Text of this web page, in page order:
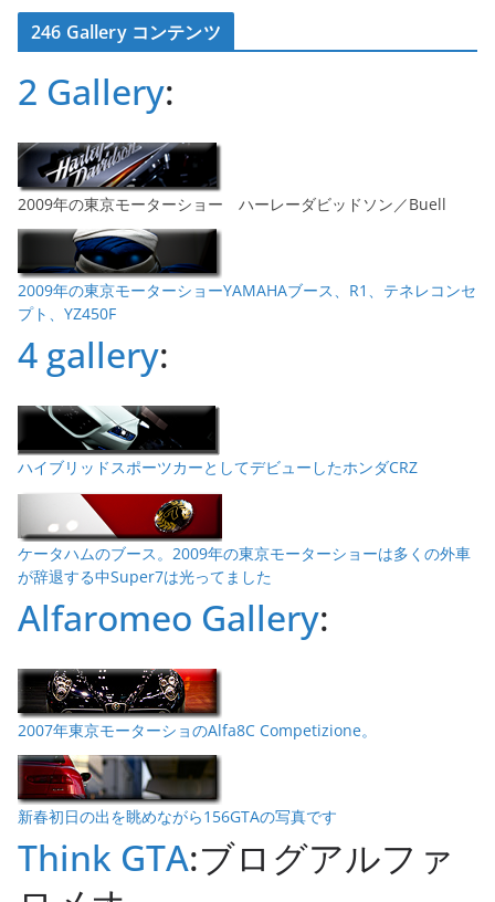
カ
イ246 Gallery コンテンツ
2 Gallery:
2009年の東京モーターショー ハーレーダビッドソン／Buell
2009年の東京モーターショーYAMAHAブース、R1、テネレコンセ
プト、YZ450F
4 gallery:
ハイブリッドスポーツカーとしてデビューしたホンダCRZ
ケータハムのブース。2009年の東京モーターショーは多くの外車
が辞退する中Super7は光ってました
Alfaromeo Gallery:
2007年東京モーターショのAlfa8C Competizione。
新春初日の出を眺めながら156GTAの写真です
Think GTA:ブログアルファ